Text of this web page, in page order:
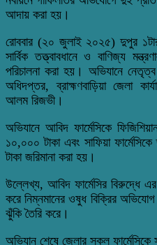
আদায় করা হয়।
রোববার (২০ জুলাই ২০২৫) দুপুর ১টার
সার্বিক তত্ত্বাবধানে ও বাণিজ্য
পরিচালনা করা হয়। অভিযানে
অধিদপ্তর, ব্রাহ্মণবাড়িয়া জেলা
আলম রিজভী।
অভিযানে আবিদ ফার্মেসিকে
১০,০০০ টাকা এবং সাফিয়া
টাকা জরিমানা করা হয়।
উল্লেখ্য, আবিদ ফার্মেসির বিরুদ্ধে
করে নিম্নমানের ওষুধ বিক্রির
ঝুঁকি তৈরি করে।
অভিযান শেষে জেলার সকল